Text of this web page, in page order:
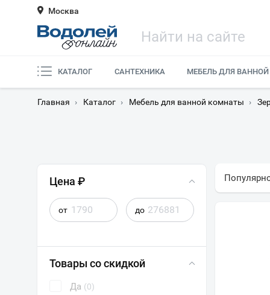
Москва
КАТАЛОГ САНТЕХНИКА МЕБЕЛЬ ДЛЯ ВАННОЙ
Главная › Каталог › Мебель для ванной комнаты ›
Цена ₽
от до
Товары со скидкой
Да (0)